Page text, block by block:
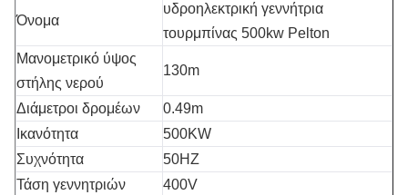
Όνομα
υδροηλεκτρική γεννήτρια
τουρμπίνας 500kw Pelton
Μανομετρικό ύψος
στήλης νερού
130m
Διάμετροι δρομέων
0.49m
Ικανότητα
500KW
Συχνότητα
50HZ
Τάση γεννητριών
400V